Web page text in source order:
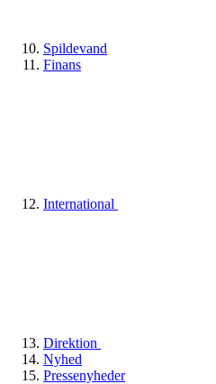
Spildevand
Finans
International
Direktion
Nyhed
Pressenyheder